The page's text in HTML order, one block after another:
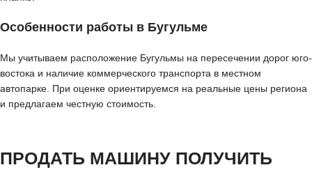
Особенности работы в Бугульме
Мы учитываем расположение Бугульмы на пересечении дорог юго-
востока и наличие коммерческого транспорта в местном
автопарке. При оценке ориентируемся на реальные цены региона
и предлагаем честную стоимость.
ПРОДАТЬ МАШИНУ ПОЛУЧИТЬ